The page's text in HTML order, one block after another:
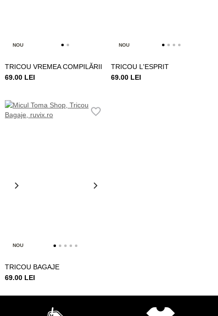
NOU
TRICOU VREMEA COMPILĂRII
69.00 LEI
NOU
TRICOU L'ESPRIT
69.00 LEI
NOU
TRICOU BAGAJE
69.00 LEI